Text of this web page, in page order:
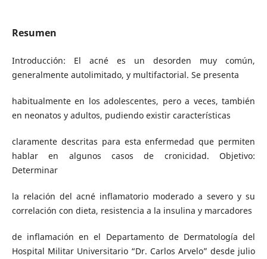
Resumen
Introducción: El acné es un desorden muy común,
generalmente autolimitado, y multifactorial. Se presenta
habitualmente en los adolescentes, pero a veces, también
en neonatos y adultos, pudiendo existir características
claramente descritas para esta enfermedad que permiten
hablar en algunos casos de cronicidad. Objetivo:
Determinar
la relación del acné inflamatorio moderado a severo y su
correlación con dieta, resistencia a la insulina y marcadores
de inflamación en el Departamento de Dermatología del
Hospital Militar Universitario “Dr. Carlos Arvelo” desde julio